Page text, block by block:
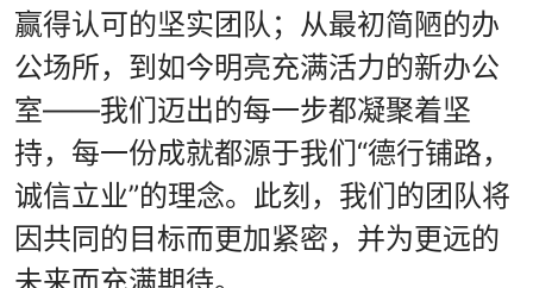
赢得认可的坚实团队；从最初简陋的办
公场所，到如今明亮充满活力的新办公
室——我们迈出的每一步都凝聚着坚
持，每一份成就都源于我们“德行铺路，
诚信立业”的理念。此刻，我们的团队将
因共同的目标而更加紧密，并为更远的